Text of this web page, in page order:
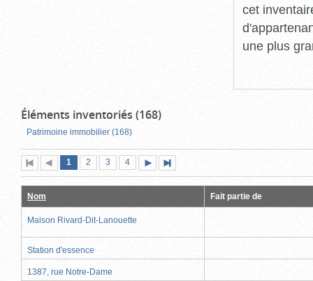
cet
une plus
Éléments inventoriés (168)
Patrimoine immobilier (168)
Première
page
Page
précédente
Page
1 (page
actuelle)
Page
2 Page
3 Page
4
suivante
page
Nom Fait partie de
Maison Rivard-Dit-Lanouette
Station d'essence
1387, rue Notre-Dame